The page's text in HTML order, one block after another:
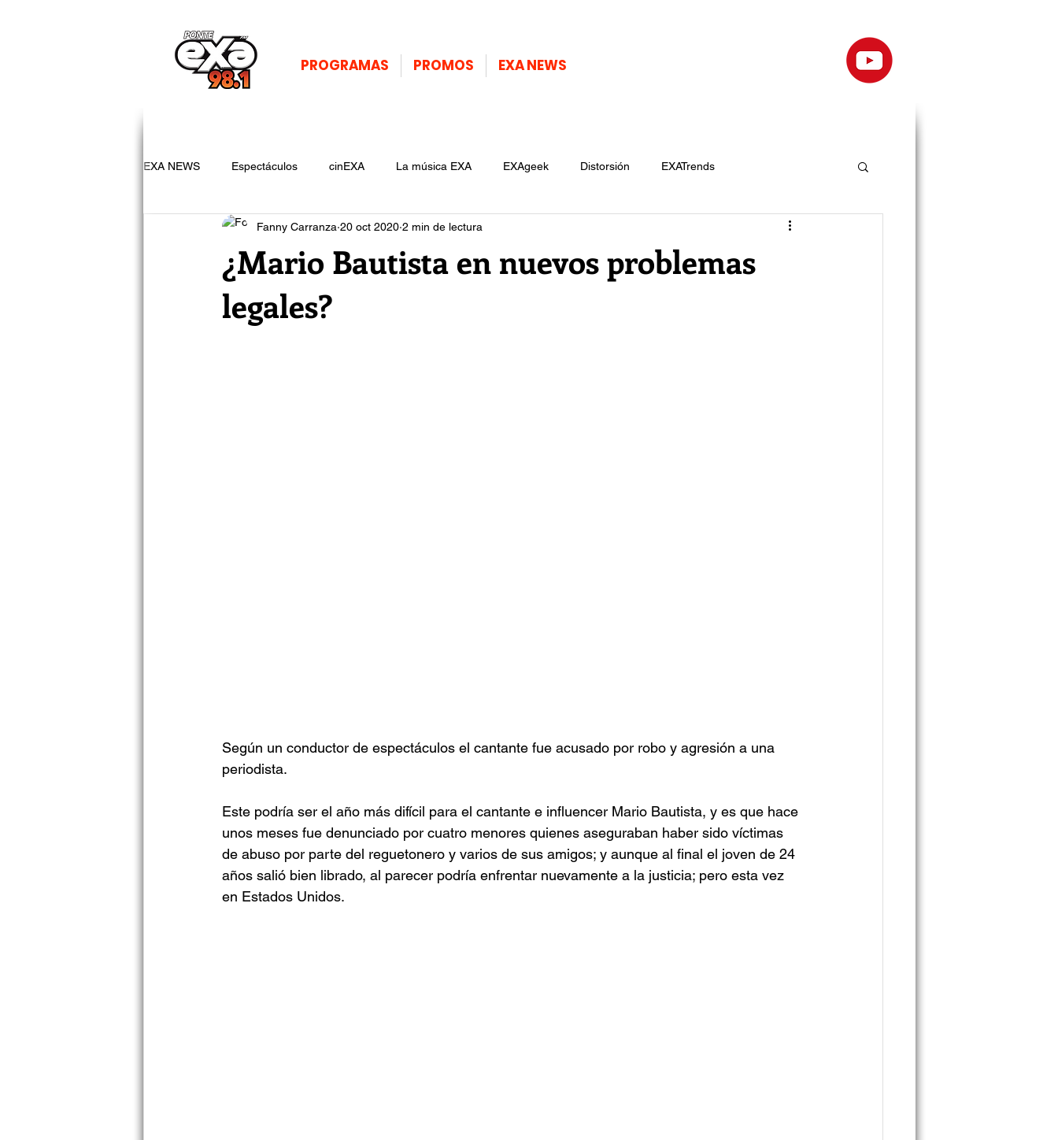
PROGRAMAS PROMOS EXA NEWS
EXA NEWS Espectáculos cinEXA La música EXA EXAgeek Distorsión EXATrends
¿Mario Bautista en nuevos problemas
legales?
Fanny Carranza 20 oct 2020 2 min de lectura
Según un conductor de espectáculos el cantante fue acusado por robo y agresión a una
periodista.
Este podría ser el año más difícil para el cantante e influencer Mario Bautista, y es que hace
unos meses fue denunciado por cuatro menores quienes aseguraban haber sido víctimas
de abuso por parte del reguetonero y varios de sus amigos; y aunque al final el joven de 24
años salió bien librado, al parecer podría enfrentar nuevamente a la justicia; pero esta vez
en Estados Unidos.